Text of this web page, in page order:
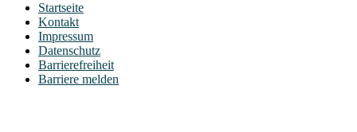
Startseite
Kontakt
Impressum
Datenschutz
Barrierefreiheit
Barriere melden